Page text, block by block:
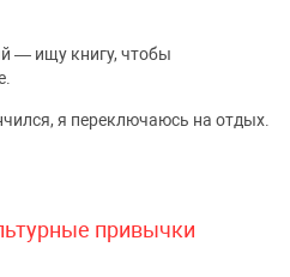
— ищу книгу, чтобы
я переключаюсь на отдых.
привычки